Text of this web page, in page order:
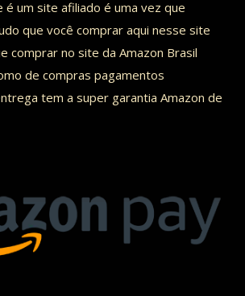
é um site afiliado é uma vez que
que você comprar aqui nesse site
comprar no site da Amazon Brasil
de compras pagamentos
tem a super garantia Amazon de